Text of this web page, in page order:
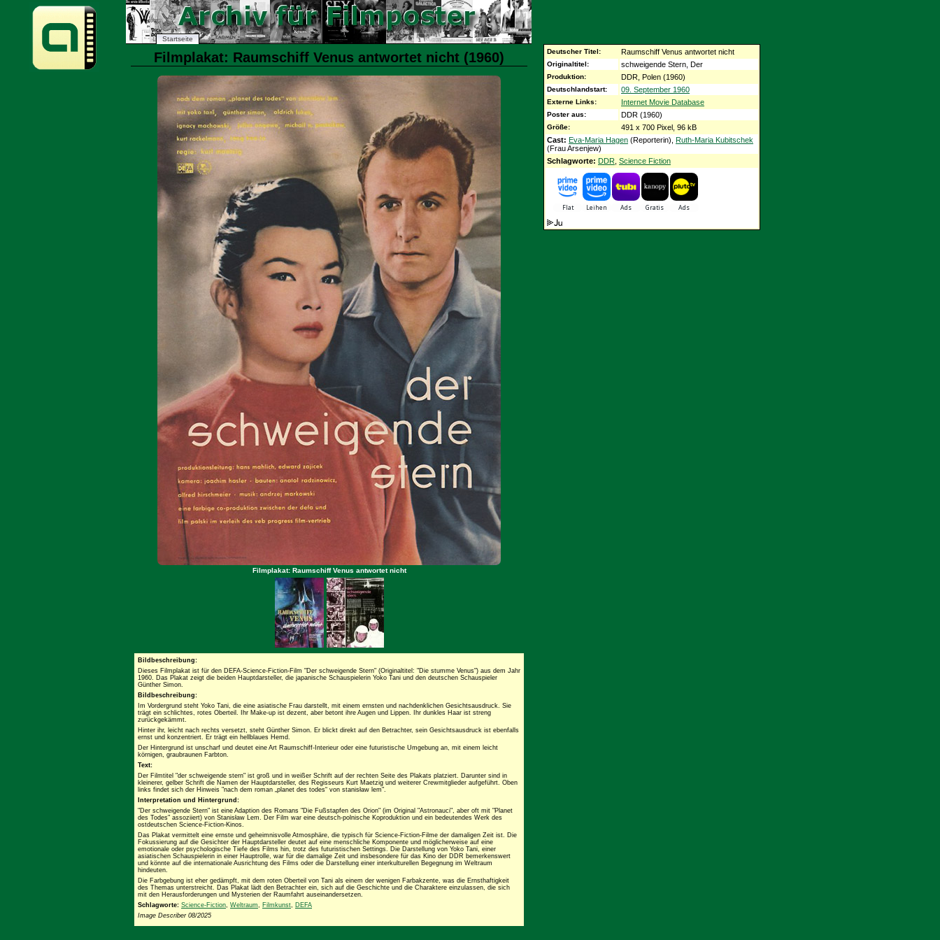
Startseite
Filmplakat: Raumschiff Venus antwortet nicht (1960)
Filmplakat: Raumschiff Venus antwortet nicht
Deutscher Titel: Raumschiff Venus antwortet nicht
Originaltitel: schweigende Stern, Der
Produktion: DDR, Polen (1960)
Deutschlandstart: 09. September 1960
Externe Links: Internet Movie Database
Poster aus: DDR (1960)
Größe:
491 x 700 Pixel, 96 kB
Cast: Eva-Maria Hagen (Reporterin), Ruth-Maria Kubitschek
(Frau Arsenjew)
Schlagworte: DDR Science Fiction
Bildbeschreibung:
Dieses Filmplakat ist für den DEFA-Science-Fiction-Film "Der schweigende Stern" (Originaltitel: "Die stumme Venus") aus dem Jahr
1960. Das Plakat zeigt die beiden Hauptdarsteller, die japanische Schauspielerin Yoko Tani und den deutschen Schauspieler
Günther Simon.
Bildbeschreibung:
Im Vordergrund steht Yoko Tani, die eine asiatische Frau darstellt, mit einem ernsten und nachdenklichen Gesichtsausdruck. Sie
trägt ein schlichtes, rotes Oberteil. Ihr Make-up ist dezent, aber betont ihre Augen und Lippen. Ihr dunkles Haar ist streng
zurückgekämmt.
Hinter ihr, leicht nach rechts versetzt, steht Günther Simon. Er blickt direkt auf den Betrachter, sein Gesichtsausdruck ist ebenfalls
ernst und konzentriert. Er trägt ein hellblaues Hemd.
Der Hintergrund ist unscharf und deutet eine Art Raumschiff-Interieur oder eine futuristische Umgebung an, mit einem leicht
körnigen, graubraunen Farbton.
Text:
Der Filmtitel "der schweigende stern" ist groß und in weißer Schrift auf der rechten Seite des Plakats platziert. Darunter sind in
kleinerer, gelber Schrift die Namen der Hauptdarsteller, des Regisseurs Kurt Maetzig und weiterer Crewmitglieder aufgeführt. Oben
links findet sich der Hinweis "nach dem roman „planet des todes“ von stanisław lem".
Interpretation und Hintergrund:
"Der schweigende Stern" ist eine Adaption des Romans "Die Fußstapfen des Orion" (im Original "Astronauci", aber oft mit "Planet
des Todes" assoziiert) von Stanisław Lem. Der Film war eine deutsch-polnische Koproduktion und ein bedeutendes Werk des
ostdeutschen Science-Fiction-Kinos.
Das Plakat vermittelt eine ernste und geheimnisvolle Atmosphäre, die typisch für Science-Fiction-Filme der damaligen Zeit ist. Die
Fokussierung auf die Gesichter der Hauptdarsteller deutet auf eine menschliche Komponente und möglicherweise auf eine
emotionale oder psychologische Tiefe des Films hin, trotz des futuristischen Settings. Die Darstellung von Yoko Tani, einer
asiatischen Schauspielerin in einer Hauptrolle, war für die damalige Zeit und insbesondere für das Kino der DDR bemerkenswert
und könnte auf die internationale Ausrichtung des Films oder die Darstellung einer interkulturellen Begegnung im Weltraum
hindeuten.
Die Farbgebung ist eher gedämpft, mit dem roten Oberteil von Tani als einem der wenigen Farbakzente, was die Ernsthaftigkeit
des Themas unterstreicht. Das Plakat lädt den Betrachter ein, sich auf die Geschichte und die Charaktere einzulassen, die sich
mit den Herausforderungen und Mysterien der Raumfahrt auseinandersetzen.
Schlagworte: Science-Fiction, Weltraum, Filmkunst, DEFA
Image Describer 08/2025